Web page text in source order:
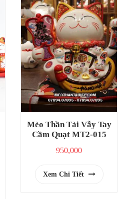
Mèo Thần Tài Vẫy Tay
Cầm Quạt MT2-015
950,000
Xem Chi Tiết